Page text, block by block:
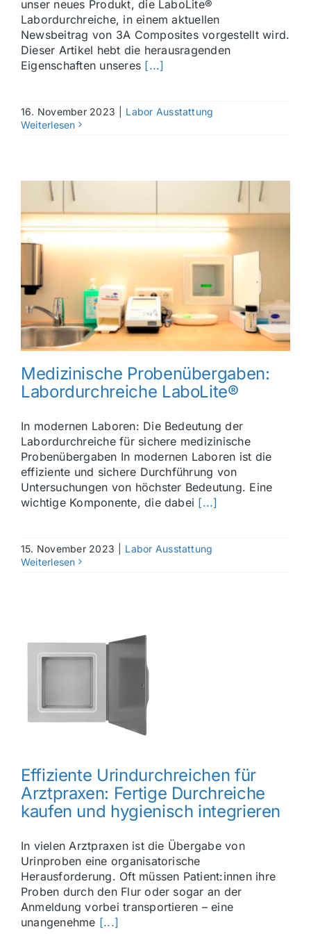
unser neues Produkt, die LaboLite®
Labordurchreiche, in einem aktuellen
Newsbeitrag von 3A Composites vorgestellt wird.
Dieser Artikel hebt die herausragenden
Eigenschaften unseres [...]
16. November 2023
Labor Ausstattung
Weiterlesen
Medizinische Probenübergaben:
Labordurchreiche LaboLite®
In modernen Laboren: Die Bedeutung der
Labordurchreiche für sichere medizinische
Probenübergaben In modernen Laboren ist die
effiziente und sichere Durchführung von
Untersuchungen von höchster Bedeutung. Eine
wichtige Komponente, die dabei [...]
15. November 2023
Labor Ausstattung
Weiterlesen
Effiziente Urindurchreichen für
Arztpraxen: Fertige Durchreiche
kaufen und hygienisch integrieren
In vielen Arztpraxen ist die Übergabe von
Urinproben eine organisatorische
Herausforderung. Oft müssen Patient:innen ihre
Proben durch den Flur oder sogar an der
Anmeldung vorbei transportieren – eine
unangenehme [...]